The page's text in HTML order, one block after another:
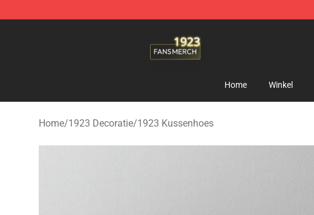
Home Winkel
Home/1923 Decoratie/1923 Kussenhoes